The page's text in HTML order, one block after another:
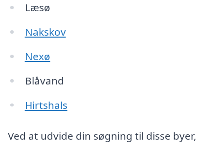
Læsø
Nakskov
Nexø
Blåvand
Hirtshals
Ved at udvide din søgning til disse byer,